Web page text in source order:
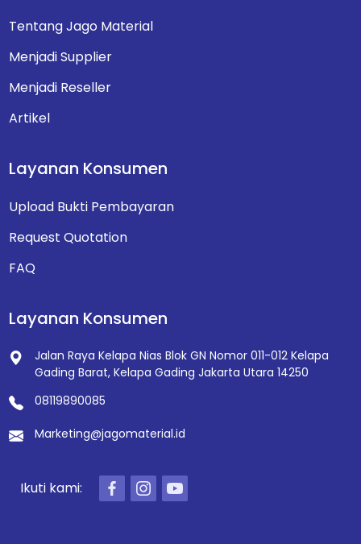
Tentang Jago Material
Menjadi Supplier
Menjadi Reseller
Artikel
Layanan Konsumen
Upload Bukti Pembayaran
Request Quotation
FAQ
Layanan Konsumen
Jalan Raya Kelapa Nias Blok GN Nomor 011-012Kelapa
Gading Barat, Kelapa Gading Jakarta Utara 14250
08119890085
Marketing@jagomaterial.id
Ikuti kami: